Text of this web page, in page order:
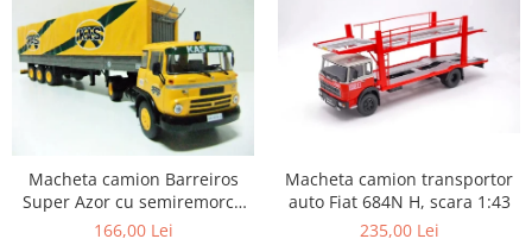
Macheta camion Barreiros
Super Azor cu semiremorca
cu prelata, scara 1:43
166,00 Lei
Macheta camion transportor
auto Fiat 684N H, scara 1:43
235,00 Lei